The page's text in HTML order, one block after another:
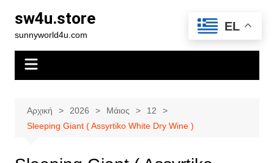
περιεχόμενο
sw4u.store
sunnyworld4u.com
Αρχική 2026 Μάιος
12
Sleeping Giant ( Assyrtiko White Dry Wine )
EL